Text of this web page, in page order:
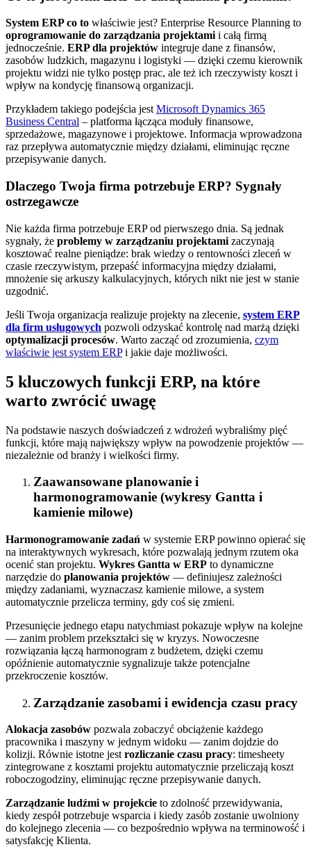
System ERP co to właściwie jest? Enterprise Resource Planning to
oprogramowanie do zarządzania projektami i całą firmą
jednocześnie. ERP dla projektów integruje dane z finansów,
zasobów ludzkich, magazynu i logistyki — dzięki czemu kierownik
projektu widzi nie tylko postęp prac, ale też ich rzeczywisty koszt i
wpływ na kondycję finansową organizacji.
Przykładem takiego podejścia jest Microsoft Dynamics 365
Business Central – platforma łącząca moduły finansowe,
sprzedażowe, magazynowe i projektowe. Informacja wprowadzona
raz przepływa automatycznie między działami, eliminując ręczne
przepisywanie danych.
Dlaczego Twoja firma potrzebuje ERP? Sygnały
ostrzegawcze
Nie każda firma potrzebuje ERP od pierwszego dnia. Są jednak
sygnały, że problemy w zarządzaniu projektami zaczynają
kosztować realne pieniądze: brak wiedzy o rentowności zleceń w
czasie rzeczywistym, przepaść informacyjna między działami,
mnożenie się arkuszy kalkulacyjnych, których nikt nie jest w stanie
uzgodnić.
Jeśli Twoja organizacja realizuje projekty na zlecenie, system ERP
dla firm usługowych pozwoli odzyskać kontrolę nad marżą dzięki
optymalizacji procesów. Warto zacząć od zrozumienia, czym
właściwie jest system ERPi jakie daje możliwości.
5 kluczowych funkcji ERP, na które
warto zwrócić uwagę
Na podstawie naszych doświadczeń z wdrożeń wybraliśmy pięć
funkcji, które mają największy wpływ na powodzenie projektów —
niezależnie od branży i wielkości firmy.
Zaawansowane planowanie i
harmonogramowanie (wykresy Gantta i
kamienie milowe)
Harmonogramowanie zadań w systemie ERP powinno opierać się
na interaktywnych wykresach, które pozwalają jednym rzutem oka
ocenić stan projektu. Wykres Gantta w ERP to dynamiczne
narzędzie do planowania projektów — definiujesz zależności
między zadaniami, wyznaczasz kamienie milowe, a system
automatycznie przelicza terminy, gdy coś się zmieni.
Przesunięcie jednego etapu natychmiast pokazuje wpływ na kolejne
— zanim problem przekształci się w kryzys. Nowoczesne
rozwiązania łączą harmonogram z budżetem, dzięki czemu
opóźnienie automatycznie sygnalizuje także potencjalne
przekroczenie kosztów.
Zarządzanie zasobami i ewidencja czasu pracy
Alokacja zasobów pozwala zobaczyć obciążenie każdego
pracownika i maszyny w jednym widoku — zanim dojdzie do
kolizji. Równie istotne jestrozliczanie czasu pracy: timesheety
zintegrowane z kosztami projektu automatycznie przeliczają koszt
roboczogodziny, eliminując ręczne przepisywanie danych.
Zarządzanie ludźmi w projekcie to zdolność przewidywania,
kiedy zespół potrzebuje wsparcia i kiedy zasób zostanie uwolniony
do kolejnego zlecenia — co bezpośrednio wpływa na terminowość i
satysfakcję Klienta.